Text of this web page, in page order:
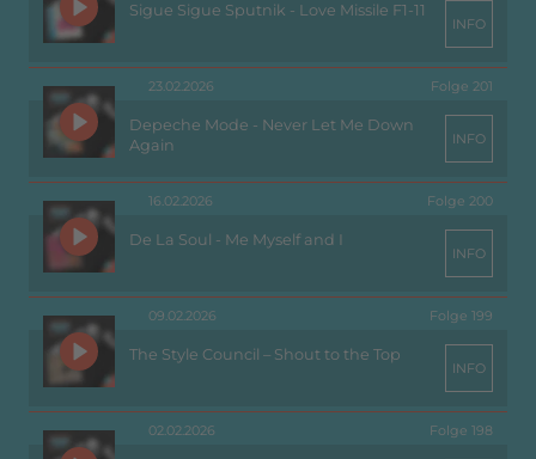
Sigue Sigue Sputnik - Love Missile F1-11
INFO
23.02.2026 Folge 201
Depeche Mode - Never Let Me Down
Again
INFO
16.02.2026 Folge 200
De La Soul - Me Myself and I
INFO
09.02.2026 Folge 199
The Style Council – Shout to the Top
INFO
02.02.2026 Folge 198